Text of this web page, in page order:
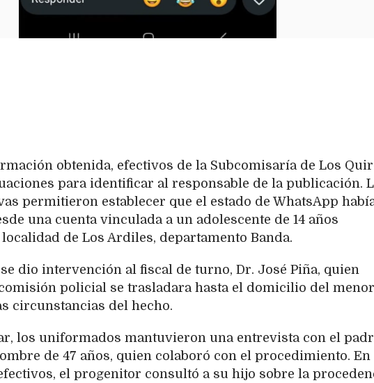
obtenida, efectivos de la Subcomisaría de Los
para identificar al responsable de la publicación.
permitieron establecer que el estado de WhatsApp
una cuenta vinculada a un adolescente de 14 años
de Los Ardiles, departamento Banda.
dio intervención al fiscal de turno, Dr. José Piña, quien
policial se trasladara hasta el domicilio del menor
circunstancias del hecho.
los uniformados mantuvieron una entrevista con el
de 47 años, quien colaboró con el procedimiento. En
el progenitor consultó a su hijo sobre la